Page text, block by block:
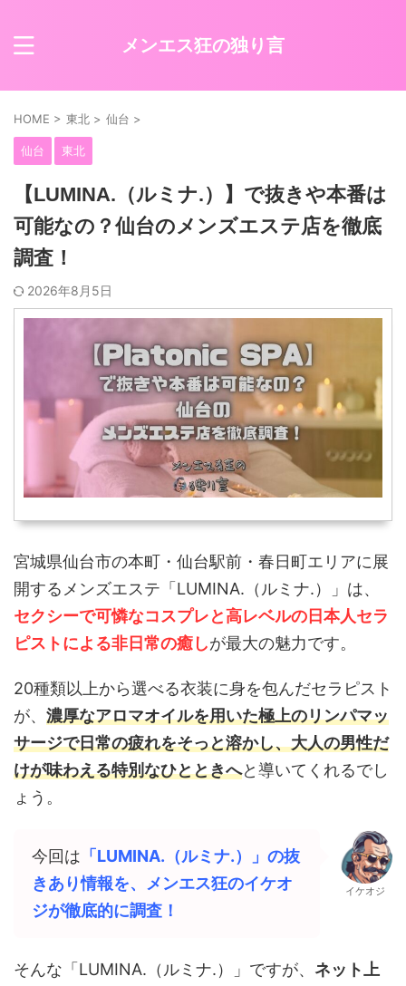
メンエス狂の独り言
HOME > 東北 > 仙台 >
仙台 東北
【LUMINA.（ルミナ.）】で抜きや本番は
可能なの？仙台のメンズエステ店を徹底
調査！
2026年8月5日
宮城県仙台市の本町・仙台駅前・春日町エリアに展
開するメンズエステ「LUMINA.（ルミナ.）」は、
セクシーで可憐なコスプレと高レベルの日本人セラ
ピストによる非日常の癒しが最大の魅力です。
20種類以上から選べる衣装に身を包んだセラピスト
が、 濃厚なアロマオイルを用いた極上のリンパマッ
サージで日常の疲れをそっと溶かし、大人の男性だ
けが味わえる特別なひとときへと導いてくれるでし
ょう。
今回は 「LUMINA.（ルミナ.）
」の抜
きあり情報を、メンエス狂のイケオ
ジが徹底的に調査！
イケオジ
そんな「LUMINA.（ルミナ.）」ですが、 ネット上